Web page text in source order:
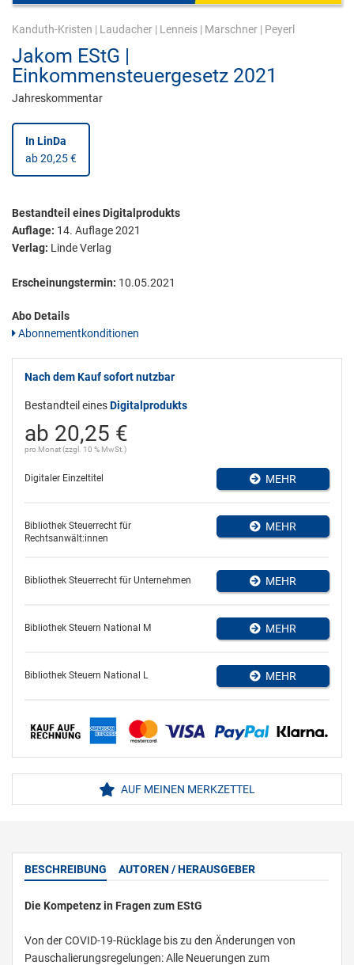
Kanduth-Kristen | Laudacher | Lenneis | Marschner | Peyerl
Jakom EStG |
Einkommensteuergesetz 2021
Jahreskommentar
In LinDa
ab 20,25 €
Bestandteil eines Digitalprodukts
Auflage: 14. Auflage 2021
Verlag: Linde Verlag
Erscheinungstermin: 10.05.2021
Abo Details
Abonnementkonditionen
Nach dem Kauf sofort nutzbar
Bestandteil einesDigitalprodukts
ab 20,25 €
pro Monat (zzgl. 10 % MwSt.)
Digitaler Einzeltitel MEHR
Bibliothek Steuerrecht für
Rechtsanwält:innen
MEHR
Bibliothek Steuerrecht für Unternehmen MEHR
Bibliothek Steuern National M MEHR
Bibliothek Steuern National L MEHR
AUF MEINEN MERKZETTEL
BESCHREIBUNG AUTOREN / HERAUSGEBER
Die Kompetenz in Fragen zum EStG
Von der COVID-19-Rücklage bis zu den Änderungen von
Pauschalierungsregelungen: Alle Neuerungen zum